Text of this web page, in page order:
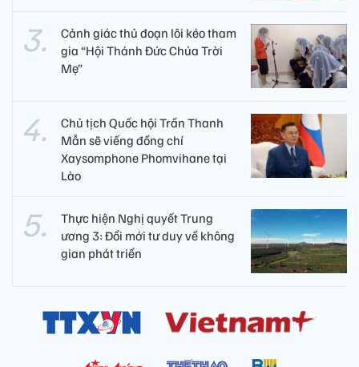
Cảnh giác thủ đoạn lôi kéo tham
gia “Hội Thánh Đức Chúa Trời
Mẹ”
Chủ tịch Quốc hội Trần Thanh
Mẫn sẽ viếng đồng chí
Xaysomphone Phomvihane tại
Lào
Thực hiện Nghị quyết Trung
ương 3: Đổi mới tư duy về không
gian phát triển